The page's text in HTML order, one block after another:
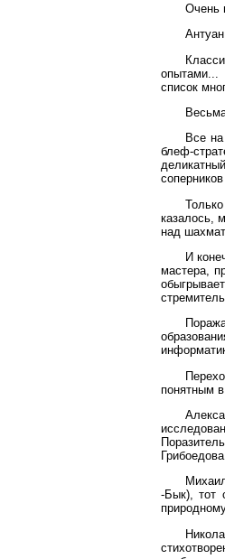
Очень
опытами...
список
Все
блеф-
казалось,
над
И
мастера,
понятным в
-Бык), тот